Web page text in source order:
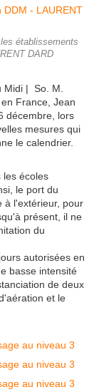
établissements
DARD
Midi | So. M.
France, Jean
décembre, lors
mesures qui
le calendrier.
les écoles
le port du
à l'extérieur, pour
présent, il ne
du
autorisées en
basse intensité
de deux
et le